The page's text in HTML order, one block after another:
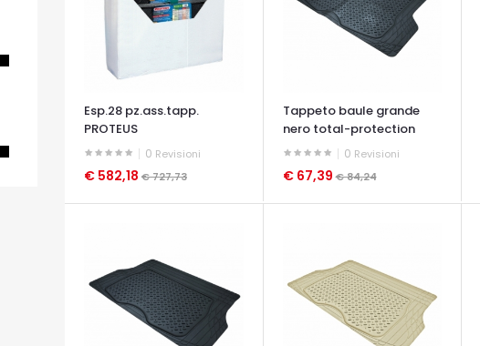
Esp.28 pz.ass.tapp.
PROTEUS
0 Revisioni
€ 582,18 € 727,73
Tappeto baule grande
nero total-protection
0 Revisioni
€ 67,39€ 84,24